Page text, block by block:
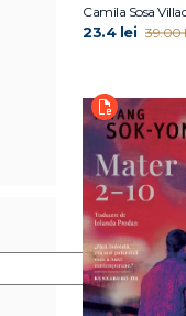
Camila Sosa
23.4 lei 39.00